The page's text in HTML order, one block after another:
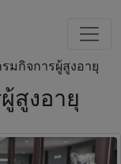
มกิจการผู้สูงอายุ
สูงอายุ